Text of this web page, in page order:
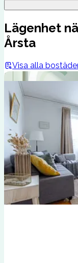
Lägenhet
Årsta
Visa alla